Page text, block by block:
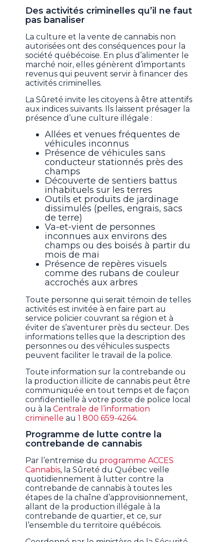
Des activités criminelles qu’il ne faut
pas banaliser
La culture et la vente de cannabis non
autorisées ont des conséquences pour la
société québécoise. En plus d’alimenter le
marché noir, elles génèrent d’importants
revenus qui peuvent servir à financer des
activités criminelles.
La Sûreté invite les citoyens à être attentifs
aux indices suivants. Ils laissent présager la
présence d’une culture illégale :
Allées et venues fréquentes de
véhicules inconnus
Présence de véhicules sans
conducteur stationnés près des
champs
Découverte de sentiers battus
inhabituels sur les terres
Outils et produits de jardinage
dissimulés (pelles, engrais, sacs
de terre)
Va-et-vient de personnes
inconnues aux environs des
champs ou des boisés à partir du
mois de mai
Présence de repères visuels
comme des rubans de couleur
accrochés aux arbres
Toute personne qui serait témoin de telles
activités est invitée à en faire part au
service policier couvrant sa région et à
éviter de s’aventurer près du secteur. Des
informations telles que la description des
personnes ou des véhicules suspects
peuvent faciliter le travail de la police.
Toute information sur la contrebande ou
la production illicite de cannabis peut être
communiquée en tout temps et de façon
confidentielle à votre poste de police local
ou à laCentrale de l’information
criminelle au1 800 659-4264.
Programme de lutte contre la
contrebande de cannabis
Par l’entremise du programme ACCES
Cannabis, la Sûreté du Québec veille
quotidiennement à lutter contre la
contrebande de cannabis à toutes les
étapes de la chaîne d’approvisionnement,
allant de la production illégale à la
contrebande de quartier, et ce, sur
l’ensemble du territoire québécois.